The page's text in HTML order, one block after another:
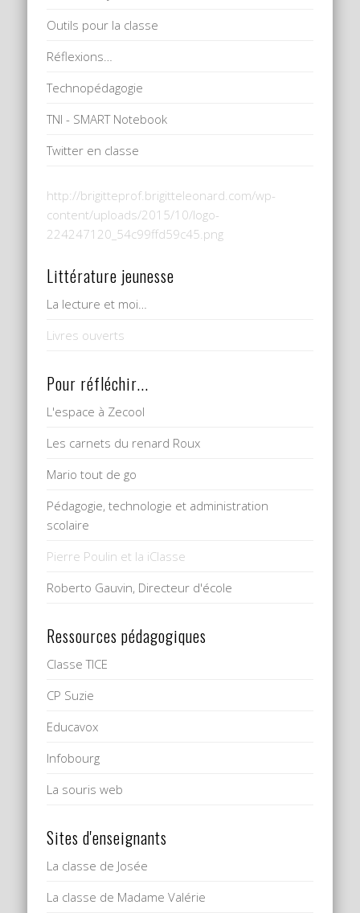
Outils pour la classe
Réflexions…
Technopédagogie
TNI - SMART Notebook
Twitter en classe
http://brigitteprof.brigitteleonard.com/wp-
content/uploads/2015/10/logo-
224247120_54c99ffd59c45.png
Littérature jeunesse
La lecture et moi…
Livres ouverts
Pour réfléchir...
L'espace à Zecool
Les carnets du renard Roux
Mario tout de go
Pédagogie, technologie et administration
scolaire
Pierre Poulin et la iClasse
Roberto Gauvin, Directeur d'école
Ressources pédagogiques
Classe TICE
CP Suzie
Educavox
Infobourg
La souris web
Sites d'enseignants
La classe de Josée
La classe de Madame Valérie